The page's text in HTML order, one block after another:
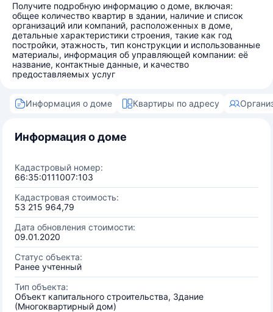
Получите подробную информацию о доме, включая:
общее количество квартир в здании, наличие и список
организаций или компаний, расположенных в доме,
детальные характеристики строения, такие как год
постройки, этажность, тип конструкции и использованные
материалы, информация об управляющей компании: её
название, контактные данные, и качество
предоставляемых услуг
Информация о доме Квартиры по адресу
Информация о доме
Кадастровый номер:
66:35:0111007:103
Кадастровая стоимость:
53 215 964,79
Дата обновления стоимости:
09.01.2020
Статус объекта:
Ранее учтенный
Тип объекта:
Объект капитального строительства, Здание
(Многоквартирный дом)